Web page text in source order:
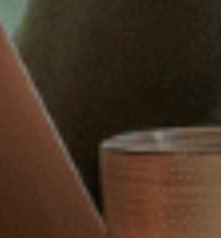
Data steward
Facturist
Finance manager
Financieel administratief medewerker
Financieel analist